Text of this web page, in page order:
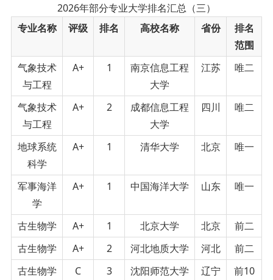
2026年部分专业大学排名汇总（三）
专业名称
评级 排名 高校名称 省份
排名
范围
气象技术
与工程
A+ 1
南京信息工程
大学
江苏 唯二
气象技术
与工程
A+ 2
成都信息工程
大学
四川 唯二
地球系统
科学
A+ 1 清华大学 北京 唯一
军事海洋
学
A+ 1 中国海洋大学 山东 唯一
古生物学 A+ 1 北京大学 北京
前二
古生物学
A+ 2 河北地质大学 河北
前二
古生物学
C 3 沈阳师范大学 辽宁
前10